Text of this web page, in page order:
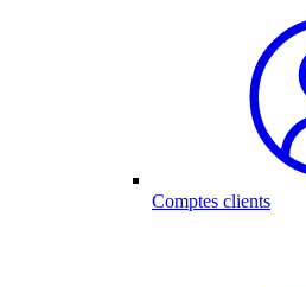
Comptes clients